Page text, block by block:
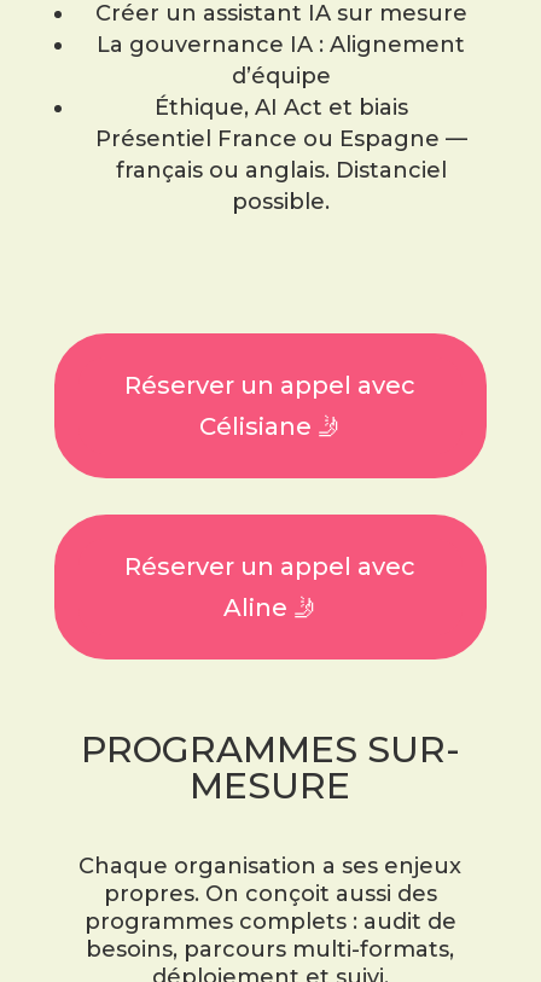
Créer un assistant IA sur mesure
La gouvernance IA : Alignement
d’équipe
Éthique, AI Act et biais
Présentiel France ou Espagne —
français ou anglais. Distanciel
possible.
Réserver un appel avec
Célisiane 🤳
Réserver un appel avec
Aline 🤳
PROGRAMMES SUR-
MESURE
Chaque organisation a ses enjeux
propres. On conçoit aussi des
programmes complets : audit de
besoins, parcours multi-formats,
déploiement et suivi.